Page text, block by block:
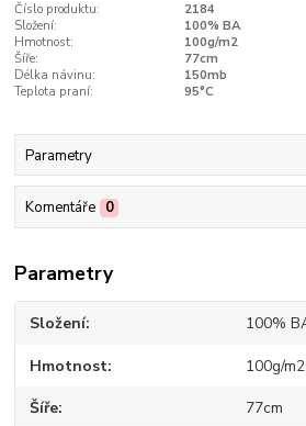
Číslo produktu:
2184
Složení:
100% BA
Hmotnost:
100g/m2
Šíře:
77cm
Délka návinu:
150mb
Teplota praní:
95°C
Parametry
Komentáře 0
Parametry
Složení 100%
Hmotnost 100g/m2
Šíře 77cm